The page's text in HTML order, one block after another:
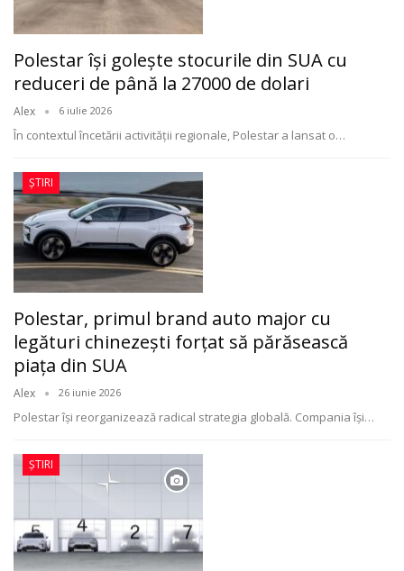
Polestar își golește stocurile din SUA cu
reduceri de până la 27000 de dolari
Alex 6 iulie 2026
În contextul încetării activității regionale, Polestar a lansat o…
ȘTIRI
Polestar, primul brand auto major cu
legături chinezești forțat să părăsească
piața din SUA
Alex 26 iunie 2026
Polestar își reorganizează radical strategia globală. Compania își…
ȘTIRI